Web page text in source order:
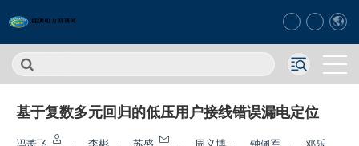
基于复数多元回归的低压用户接线错误漏电定位